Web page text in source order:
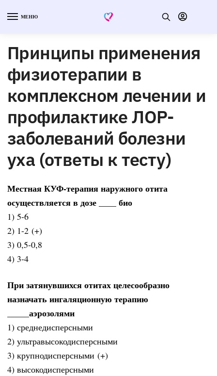
МЕНЮ
Принципы применения
физиотерапии в
комплексном лечении и
профилактике ЛОР-
заболеваний болезни
уха (ответы к тесту)
Местная КУФ-терапия наружного отита
осуществляется в дозе ____ био
1) 5-6
2) 1-2 (+)
3) 0,5-0,8
4) 3-4
При затянувшихся отитах целесообразно
назначать ингаляционную терапию
_____аэрозолями
1) среднедисперсными
2) ультравысокодисперсными
3) крупнодисперсными (+)
4) высокодисперсными